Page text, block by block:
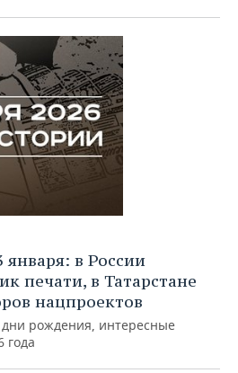
января: в России
печати, в Татарстане
нацпроектов
рождения, интересные
года